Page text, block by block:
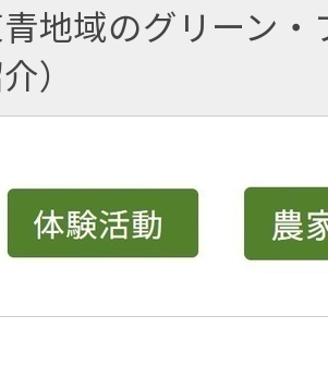
地域のグリーン
）